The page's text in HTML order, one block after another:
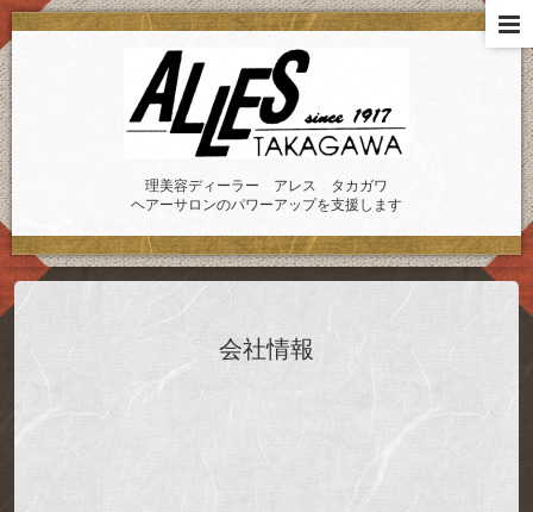
理美容ディーラー アレス タカガワ
ヘアーサロンのパワーアップを支援します
会社情報